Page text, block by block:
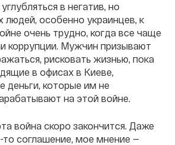
в негатив, но
людей, особенно украинцев, к
очень трудно, когда все чаще
коррупции. Мужчин призывают
рисковать жизнью, пока
в офисах в Киеве,
деньги, которые им не
на этой войне.
война скоро закончится. Даже
то соглашение, мое мнение —